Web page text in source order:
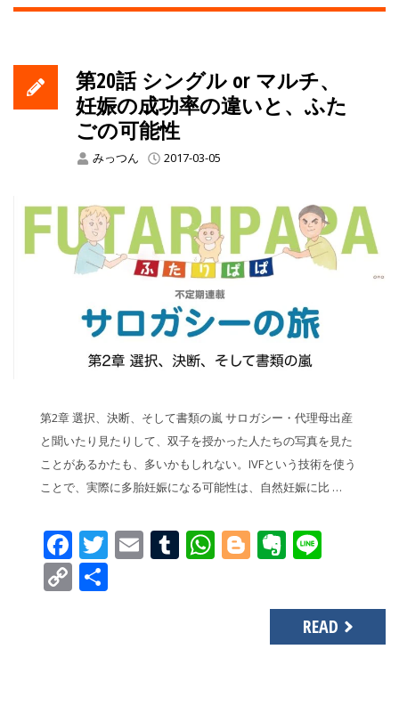
第20話 シングル or マルチ、
妊娠の成功率の違いと、ふた
ごの可能性
みっつん 2017-03-05
第2章 選択、決断、そして書類の嵐 サロガシー・代理母出産
と聞いたり見たりして、双子を授かった人たちの写真を見た
ことがあるかたも、多いかもしれない。IVFという技術を使う
ことで、実際に多胎妊娠になる可能性は、自然妊娠に比 …
Facebook
Twitter
EmailTumblr
WhatsApp
Blogger
Copy
READ